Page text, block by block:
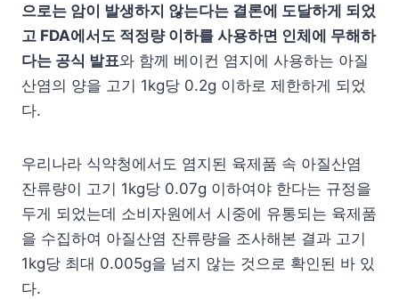
으로는 암이 발생하지 않는다는 결론에 도달하게 되었
고 FDA에서도 적정량 이하를 사용하면 인체에 무해하
다는 공식 발표와 함께 베이컨 염지에 사용하는 아질
산염의 양을 고기 1kg당 0.2g 이하로 제한하게 되었
다.
우리나라 식약청에서도 염지된 육제품 속 아질산염
잔류량이 고기 1kg당 0.07g 이하여야 한다는 규정을
두게 되었는데 소비자원에서 시중에 유통되는 육제품
을 수집하여 아질산염 잔류량을 조사해본 결과 고기
1kg당 최대 0.005g을 넘지 않는 것으로 확인된 바 있
다.